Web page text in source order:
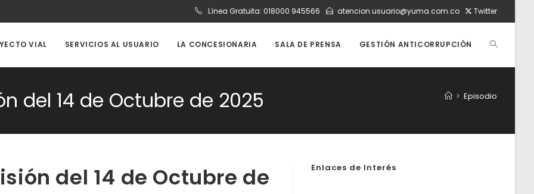
Línea Gratuita: 018000 945566 atencion.usuario@yuma.com.co Twitter
VIAL SERVICIOS AL USUARIO LA CONCESIONARIA SALA DE PRENSA GESTIÓN ANTICORRUPCIÓN ALTERNAR
DE
del 14 de Octubre de 2025 > Episodio
del 14 de Octubre de
Enlaces de Interés